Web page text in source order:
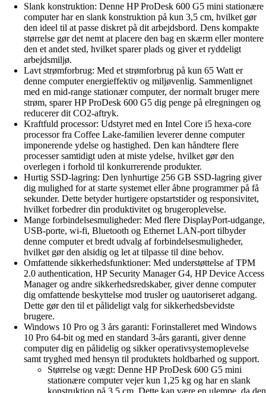
Slank konstruktion: Denne HP ProDesk 600 G5 mini stationære
computer har en slank konstruktion på kun 3,5 cm, hvilket gør
den ideel til at passe diskret på dit arbejdsbord. Dens kompakte
størrelse gør det nemt at placere den bag en skærm eller montere
den et andet sted, hvilket sparer plads og giver et ryddeligt
arbejdsmiljø.
Lavt strømforbrug: Med et strømforbrug på kun 65 Watt er
denne computer energieffektiv og miljøvenlig. Sammenlignet
med en mid-range stationær computer, der normalt bruger mere
strøm, sparer HP ProDesk 600 G5 dig penge på elregningen og
reducerer dit CO2-aftryk.
Kraftfuld processor: Udstyret med en Intel Core i5 hexa-core
processor fra Coffee Lake-familien leverer denne computer
imponerende ydelse og hastighed. Den kan håndtere flere
processer samtidigt uden at miste ydelse, hvilket gør den
overlegen i forhold til konkurrerende produkter.
Hurtig SSD-lagring: Den lynhurtige 256 GB SSD-lagring giver
dig mulighed for at starte systemet eller åbne programmer på få
sekunder. Dette betyder hurtigere opstartstider og responsivitet,
hvilket forbedrer din produktivitet og brugeroplevelse.
Mange forbindelsesmuligheder: Med flere DisplayPort-udgange,
USB-porte, wi-fi, Bluetooth og Ethernet LAN-port tilbyder
denne computer et bredt udvalg af forbindelsesmuligheder,
hvilket gør den alsidig og let at tilpasse til dine behov.
Omfattende sikkerhedsfunktioner: Med understøttelse af TPM
2.0 authentication, HP Security Manager G4, HP Device Access
Manager og andre sikkerhedsredskaber, giver denne computer
dig omfattende beskyttelse mod trusler og uautoriseret adgang.
Dette gør den til et pålideligt valg for sikkerhedsbevidste
brugere.
Windows 10 Pro og 3 års garanti: Forinstalleret med Windows
10 Pro 64-bit og med en standard 3-års garanti, giver denne
computer dig en pålidelig og sikker operativsystemoplevelse
samt tryghed med hensyn til produktets holdbarhed og support.
Størrelse og vægt: Denne HP ProDesk 600 G5 mini
stationære computer vejer kun 1,25 kg og har en slank
konstruktion på 3,5 cm. Dette kan være en ulempe, da den